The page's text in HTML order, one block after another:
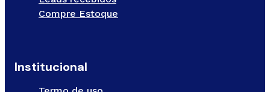
Compre Estoque
Institucional